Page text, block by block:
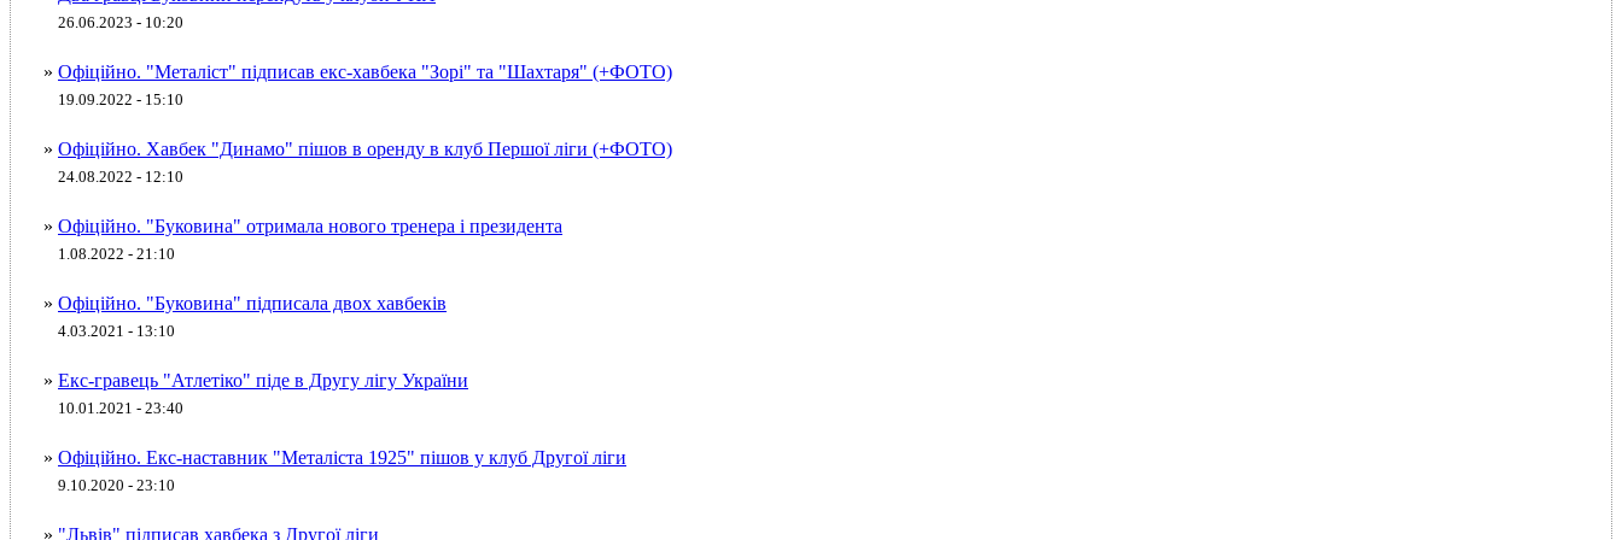
26.06.2023 - 10:20
» Офіційно. "Металіст" підписав екс-хавбека "Зорі" та "Шахтаря" (+ФОТО)
19.09.2022 - 15:10
» Офіційно. Хавбек "Динамо" пішов в оренду в клуб Першої ліги (+ФОТО)
24.08.2022 - 12:10
» Офіційно. "Буковина" отримала нового тренера і президента
1.08.2022 - 21:10
» Офіційно. "Буковина" підписала двох хавбеків
4.03.2021 - 13:10
» Екс-гравець "Атлетіко" піде в Другу лігу України
10.01.2021 - 23:40
» Офіційно. Екс-наставник "Металіста 1925" пішов у клуб Другої ліги
9.10.2020 - 23:10
» "Львів" підписав хавбека з Другої ліги